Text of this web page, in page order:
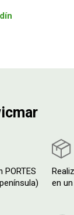
en